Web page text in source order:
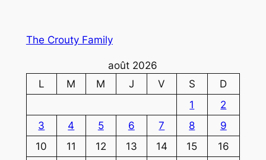
The Crouty Family
août 2026
L
M M J V S
D
1
2
3
4 5 6 7 8
9
10
11 12 13 14 15
16